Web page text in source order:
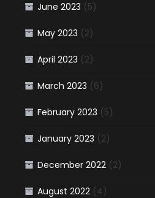
June 2023 (5)
May 2023 (2)
April 2023 (2)
March 2023 (6)
February 2023 (5)
January 2023 (2)
December 2022 (2)
August 2022 (4)